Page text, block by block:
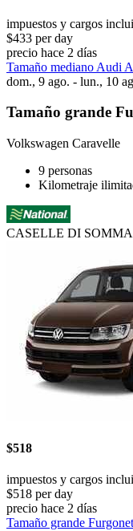
impuestos y cargos
$433 per day
precio hace 2 días
Tamaño mediano Audi
dom., 9 ago. - lun., 10
Tamaño grande
Volkswagen Caravelle
9 personas
Kilometraje
CASELLE DI
$518
impuestos y cargos
$518 per day
precio hace 2 días
Tamaño grande